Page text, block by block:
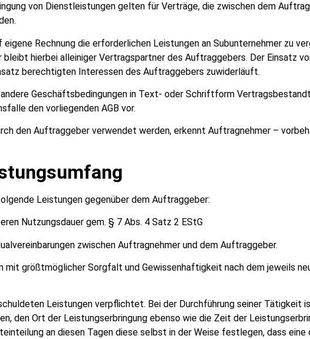
von Dienstleistungen gelten für Verträge, die zwischen dem
Rechnung die erforderlichen Leistungen an Subunternehmer zu
hierbei alleiniger Vertragspartner des Auftraggebers. Der Einsatz
berechtigten Interessen des Auftraggebers zuwiderläuft.
Geschäftsbedingungen in Text- oder Schriftform
den vorliegenden AGB vor.
den Auftraggeber verwendet werden, erkennt Auftragnehmer –
Leistungen gegenüber dem Auftraggeber:
Nutzungsdauer gem. § 7 Abs. 4 Satz 2 EStG
zwischen Auftragnehmer und dem Auftraggeber.
größtmöglicher Sorgfalt und Gewissenhaftigkeit nach dem jeweils
Leistungen verpflichtet. Bei der Durchführung seiner Tätigkeit
den Ort der Leistungserbringung ebenso wie die Zeit der
an diesen Tagen diese selbst in der Weise festlegen, dass eine